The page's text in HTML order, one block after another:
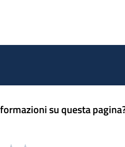
su questa